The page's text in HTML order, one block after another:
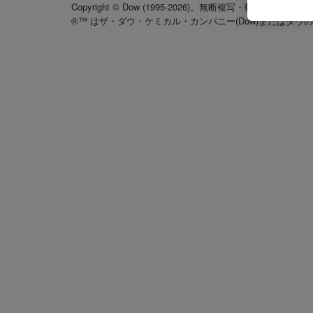
Copyright © Dow (1995-2026)。無断複写・転載を禁じます
®™ はザ・ダウ・ケミカル・カンパニー(Dow)またはダウ